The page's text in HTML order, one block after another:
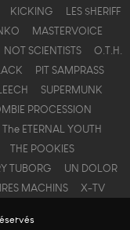
KICKING
LES $HERIFF
MASTERVOICE
NOT SCIENTISTS
O.T.H.
PIT SAMPRASS
SUPERMUNK
PROCESSION
The ETERNAL YOUTH
THE POOKIES
TUBORG
UN DOLOR
MACHINS X-TV